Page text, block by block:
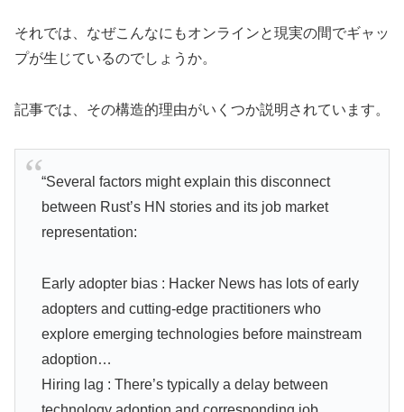
それでは、なぜこんなにもオンラインと現実の間でギャッ
プが生じているのでしょうか。
記事では、その構造的理由がいくつか説明されています。
“Several factors might explain this disconnect
between Rust’s HN stories and its job market
representation:
Early adopter bias : Hacker News has lots of early
adopters and cutting-edge practitioners who
explore emerging technologies before mainstream
adoption…
Hiring lag : There’s typically a delay between